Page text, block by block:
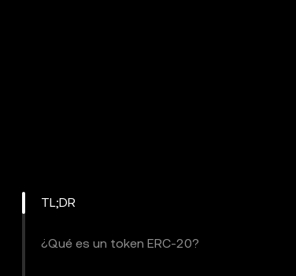
TL;DR
¿Qué es un token ERC-20?